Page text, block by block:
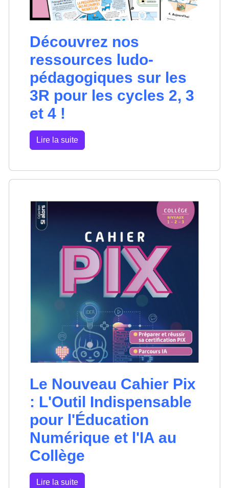
Découvrez nos
ressources ludo-
pédagogiques sur les
3R pour les cycles 2, 3
et 4 !
Lire la suite
Le Nouveau Cahier Pix
: L'Outil Indispensable
pour l'Éducation
Numérique et l'IA au
Collège
Lire la suite